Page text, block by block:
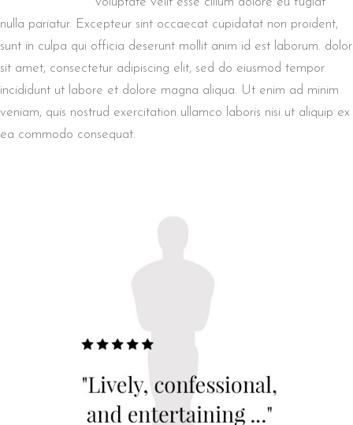
nulla pariatur. Excepteur sint occaecat cupidatat non proident,
sunt in culpa qui officia deserunt mollit anim id est laborum. dolor
sit amet, consectetur adipiscing elit, sed do eiusmod tempor
incididunt ut labore et dolore magna aliqua. Ut enim ad minim
veniam, quis nostrud exercitation ullamco laboris nisi ut aliquip ex
ea commodo consequat.